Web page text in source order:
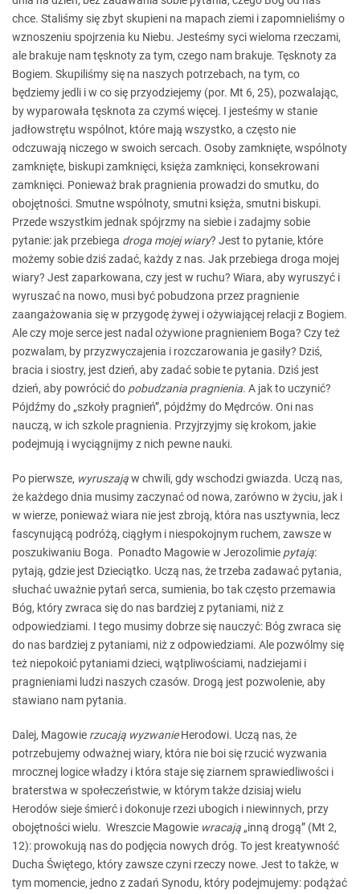
chce. Staliśmy się zbyt skupieni na mapach ziemi i zapomnieliśmy o
wznoszeniu spojrzenia ku Niebu. Jesteśmy syci wieloma rzeczami,
ale brakuje nam tęsknoty za tym, czego nam brakuje. Tęsknoty za
Bogiem. Skupiliśmy się na naszych potrzebach, na tym, co
będziemy jedli i w co się przyodziejemy (por. Mt 6, 25), pozwalając,
by wyparowała tęsknota za czymś więcej. I jesteśmy w stanie
jadłowstrętu wspólnot, które mają wszystko, a często nie
odczuwają niczego w swoich sercach. Osoby zamknięte, wspólnoty
zamknięte, biskupi zamknięci, księża zamknięci, konsekrowani
zamknięci. Ponieważ brak pragnienia prowadzi do smutku, do
obojętności. Smutne wspólnoty, smutni księża, smutni biskupi.
Przede wszystkim jednak spójrzmy na siebie i zadajmy sobie
pytanie: jak przebiega droga mojej wiary? Jest to pytanie, które
możemy sobie dziś zadać, każdy z nas. Jak przebiega droga mojej
wiary? Jest zaparkowana, czy jest w ruchu? Wiara, aby wyruszyć i
wyruszać na nowo, musi być pobudzona przez pragnienie
zaangażowania się w przygodę żywej i ożywiającej relacji z Bogiem.
Ale czy moje serce jest nadal ożywione pragnieniem Boga? Czy też
pozwalam, by przyzwyczajenia i rozczarowania je gasiły? Dziś,
bracia i siostry, jest dzień, aby zadać sobie te pytania. Dziś jest
dzień, aby powrócić do pobudzania pragnienia. A jak to uczynić?
Pójdźmy do „szkoły pragnień”, pójdźmy do Mędrców. Oni nas
nauczą, w ich szkole pragnienia. Przyjrzyjmy się krokom, jakie
podejmują i wyciągnijmy z nich pewne nauki.
Po pierwsze, wyruszająw chwili, gdy wschodzi gwiazda. Uczą nas,
że każdego dnia musimy zaczynać od nowa, zarówno w życiu, jak i
w wierze, ponieważ wiara nie jest zbroją, która nas usztywnia, lecz
fascynującą podróżą, ciągłym i niespokojnym ruchem, zawsze w
poszukiwaniu Boga. Ponadto Magowie w Jerozolimie pytają:
pytają, gdzie jest Dzieciątko. Uczą nas, że trzeba zadawać pytania,
słuchać uważnie pytań serca, sumienia, bo tak często przemawia
Bóg, który zwraca się do nas bardziej z pytaniami, niż z
odpowiedziami. I tego musimy dobrze się nauczyć: Bóg zwraca się
do nas bardziej z pytaniami, niż z odpowiedziami. Ale pozwólmy się
też niepokoić pytaniami dzieci, wątpliwościami, nadziejami i
pragnieniami ludzi naszych czasów. Drogą jest pozwolenie, aby
stawiano nam pytania.
Dalej, Magowie rzucają wyzwanieHerodowi. Uczą nas, że
potrzebujemy odważnej wiary, która nie boi się rzucić wyzwania
mrocznej logice władzy i która staje się ziarnem sprawiedliwości i
braterstwa w społeczeństwie, w którym także dzisiaj wielu
Herodów sieje śmierć i dokonuje rzezi ubogich i niewinnych, przy
obojętności wielu. Wreszcie Magowie wracają „inną drogą” (Mt 2,
12): prowokują nas do podjęcia nowych dróg. To jest kreatywność
Ducha Świętego, który zawsze czyni rzeczy nowe. Jest to także, w
tym momencie, jedno z zadań Synodu, który podejmujemy: podążać